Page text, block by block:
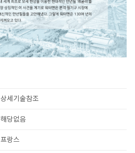
상세기술참조
해당없음
프랑스